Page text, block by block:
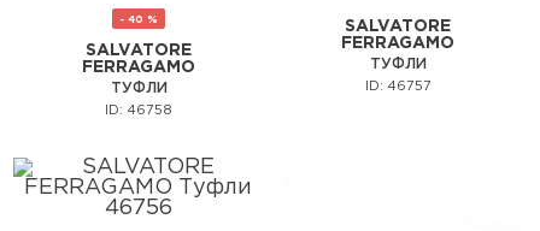
- 40 %
SALVATORE
FERRAGAMO
ТУФЛИ
ID: 46758
SALVATORE
FERRAGAMO
ТУФЛИ
ID: 46757